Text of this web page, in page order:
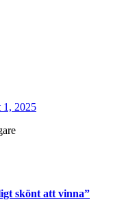
1, 2025
skönt att vinna”